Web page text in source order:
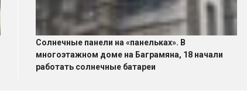
Солнечные панели на «панельках». В
многоэтажном доме на Баграмяна, 18 начали
работать солнечные батареи